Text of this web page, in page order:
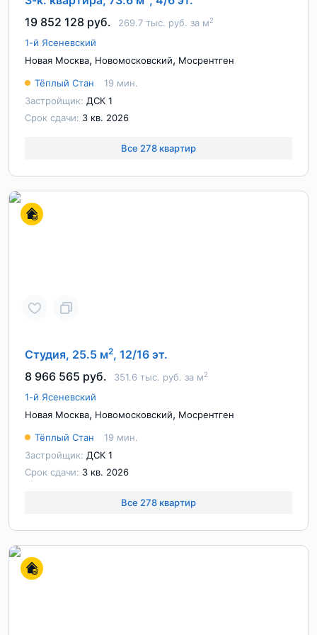
19 852 128 руб.
269.7 тыс. руб. за м2
1-й Ясеневский
Новая Москва, Новомосковский, Мосрентген
Тёплый Стан
19 мин.
Застройщик: ДСК 1
Срок сдачи: 3 кв. 2026
Все 278 квартир
Студия, 25.5 м2, 12/16 эт.
8 966 565 руб.
351.6 тыс. руб. за м2
1-й Ясеневский
Новая Москва, Новомосковский, Мосрентген
Тёплый Стан
19 мин.
Застройщик: ДСК 1
Срок сдачи: 3 кв. 2026
Все 278 квартир